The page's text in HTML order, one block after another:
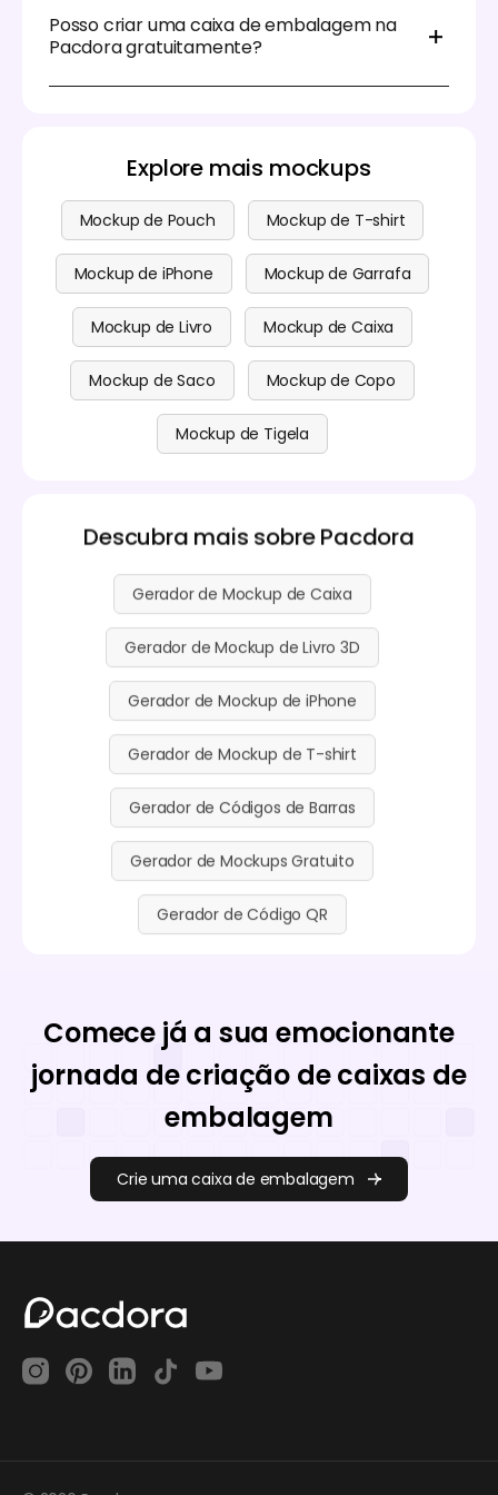
fortes como preto e vermelho podem ser uma
ótima escolha.
mais visível. A posição central da caixa de
embalagem pode tornar o seu logotipo, imagem ou
padrões mais atrativos e super destacados. Outra
Posso criar uma caixa de embalagem na
Pacdora gratuitamente?
premium para utilizadores que procuram aceder a
funcionalidades mais avançadas. Para mais
detalhes, por favor visite a nossapágina de preços
Explore mais mockups
Mockup de Pouch Mockup de T-shirt
Mockup de iPhone Mockup de Garrafa
Mockup de Livro Mockup de Caixa
Mockup de Saco Mockup de Copo
Mockup de Tigela
Descubra mais sobre Pacdora
Gerador de Mockup de Caixa
Gerador de Mockup de Livro 3D
Gerador de Mockup de iPhone
Gerador de Mockup de T-shirt
Gerador de Códigos de Barras
Gerador de Mockups Gratuito
Gerador de Código QR
Comece já a sua emocionante
jornada de criação de caixas de
embalagem
Crie uma caixa de embalagem